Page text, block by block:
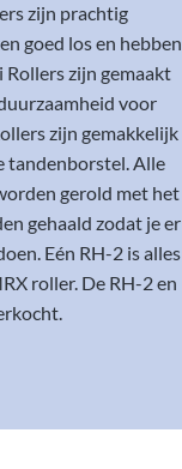
zijn prachtig
goed los en hebben
zijn gemaakt
voor
zijn gemakkelijk
tandenborstel. Alle
gerold met het
gehaald zodat je er
Eén RH-2 is alles
roller. De RH-2 en